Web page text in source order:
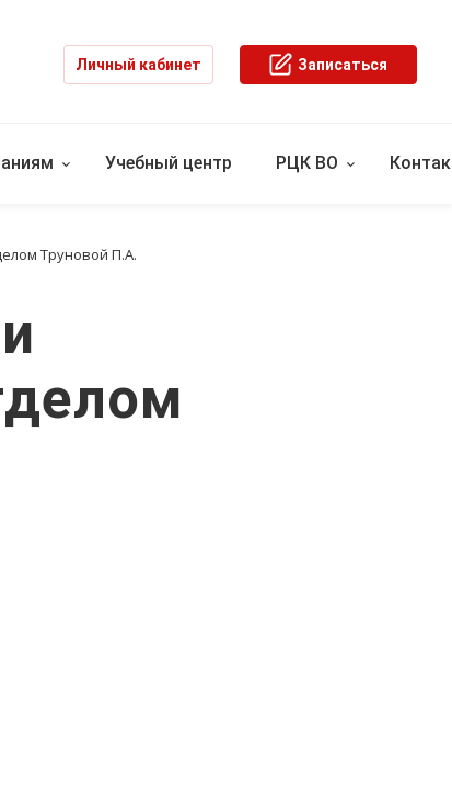
Личный кабинет Записаться
Учебный центр РЦК ВО
Труновой П.А.